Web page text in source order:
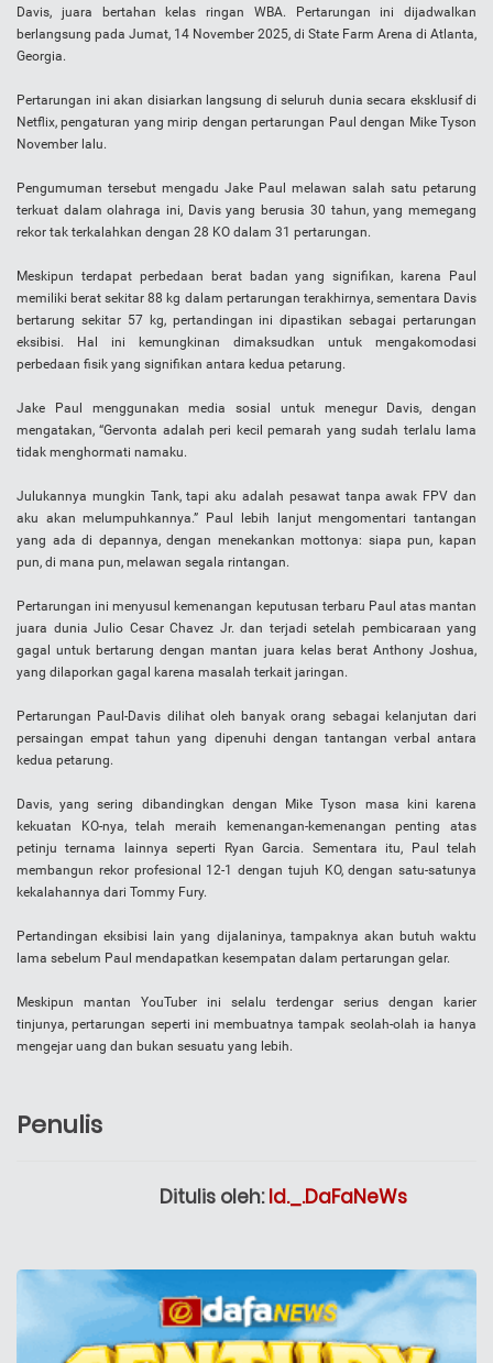
Davis, juara bertahan kelas ringan WBA. Pertarungan ini dijadwalkan
berlangsung pada Jumat, 14 November 2025, di State Farm Arena di Atlanta,
Georgia.
Pertarungan ini akan disiarkan langsung di seluruh dunia secara eksklusif di
Netflix, pengaturan yang mirip dengan pertarungan Paul dengan Mike Tyson
November lalu.
Pengumuman tersebut mengadu Jake Paul melawan salah satu petarung
terkuat dalam olahraga ini, Davis yang berusia 30 tahun, yang memegang
rekor tak terkalahkan dengan 28 KO dalam 31 pertarungan.
Meskipun terdapat perbedaan berat badan yang signifikan, karena Paul
memiliki berat sekitar 88 kg dalam pertarungan terakhirnya, sementara Davis
bertarung sekitar 57 kg, pertandingan ini dipastikan sebagai pertarungan
eksibisi. Hal ini kemungkinan dimaksudkan untuk mengakomodasi
perbedaan fisik yang signifikan antara kedua petarung.
Jake Paul menggunakan media sosial untuk menegur Davis, dengan
mengatakan, “Gervonta adalah peri kecil pemarah yang sudah terlalu lama
tidak menghormati namaku.
Julukannya mungkin Tank, tapi aku adalah pesawat tanpa awak FPV dan
aku akan melumpuhkannya.” Paul lebih lanjut mengomentari tantangan
yang ada di depannya, dengan menekankan mottonya: siapa pun, kapan
pun, di mana pun, melawan segala rintangan.
Pertarungan ini menyusul kemenangan keputusan terbaru Paul atas mantan
juara dunia Julio Cesar Chavez Jr. dan terjadi setelah pembicaraan yang
gagal untuk bertarung dengan mantan juara kelas berat Anthony Joshua,
yang dilaporkan gagal karena masalah terkait jaringan.
Pertarungan Paul-Davis dilihat oleh banyak orang sebagai kelanjutan dari
persaingan empat tahun yang dipenuhi dengan tantangan verbal antara
kedua petarung.
Davis, yang sering dibandingkan dengan Mike Tyson masa kini karena
kekuatan KO-nya, telah meraih kemenangan-kemenangan penting atas
petinju ternama lainnya seperti Ryan Garcia. Sementara itu, Paul telah
membangun rekor profesional 12-1 dengan tujuh KO, dengan satu-satunya
kekalahannya dari Tommy Fury.
Pertandingan eksibisi lain yang dijalaninya, tampaknya akan butuh waktu
lama sebelum Paul mendapatkan kesempatan dalam pertarungan gelar.
Meskipun mantan YouTuber ini selalu terdengar serius dengan karier
tinjunya, pertarungan seperti ini membuatnya tampak seolah-olah ia hanya
mengejar uang dan bukan sesuatu yang lebih.
Penulis
Ditulis oleh:Id._.DaFaNeWs